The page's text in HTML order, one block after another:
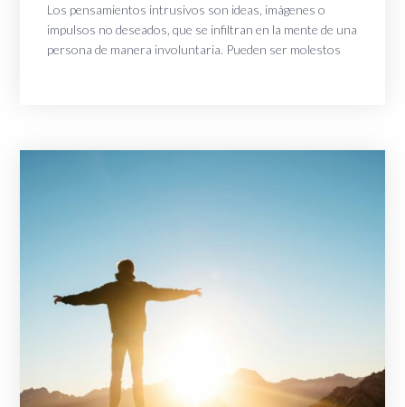
Los pensamientos intrusivos son ideas, imágenes o
impulsos no deseados, que se infiltran en la mente de una
persona de manera involuntaria. Pueden ser molestos